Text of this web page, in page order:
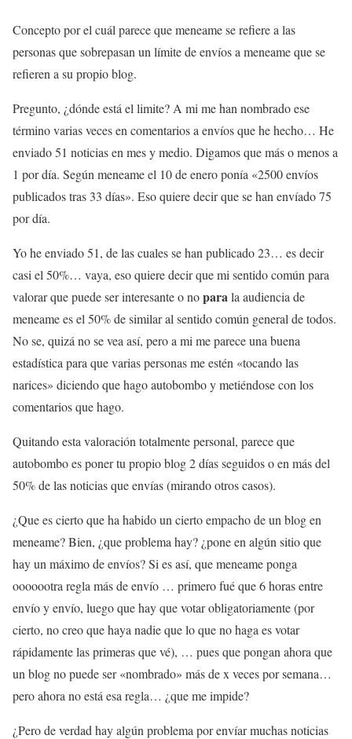
Concepto por el cuál parece que meneame se refiere a las
personas que sobrepasan un límite de envíos a meneame que se
refieren a su propio blog.
Pregunto, ¿dónde está el limite? A mi me han nombrado ese
término varias veces en comentarios a envíos que he hecho… He
enviado 51 noticias en mes y medio. Digamos que más o menos a
1 por día. Según meneame el 10 de enero ponía «2500 envíos
publicados tras 33 días». Eso quiere decir que se han envíado 75
por día.
Yo he enviado 51, de las cuales se han publicado 23… es decir
casi el 50%… vaya, eso quiere decir que mi sentido común para
valorar que puede ser interesante o noparala audiencia de
meneame es el 50% de similar al sentido común general de todos.
No se, quizá no se vea así, pero a mi me parece una buena
estadística para que varias personas me estén «tocando las
narices» diciendo que hago autobombo y metiéndose con los
comentarios que hago.
Quitando esta valoración totalmente personal, parece que
autobombo es poner tu propio blog 2 días seguidos o en más del
50% de las noticias que envías (mirando otros casos).
¿Que es cierto que ha habido un cierto empacho de un blog en
meneame? Bien, ¿que problema hay? ¿pone en algún sitio que
hay un máximo de envíos? Si es así, que meneame ponga
ooooootra regla más de envío … primero fué que 6 horas entre
envío y envío, luego que hay que votar obligatoriamente (por
cierto, no creo que haya nadie que lo que no haga es votar
rápidamente las primeras que vé), … pues que pongan ahora que
un blog no puede ser «nombrado» más de x veces por semana…
pero ahora no está esa regla… ¿que me impide?
¿Pero de verdad hay algún problema por envíar muchas noticias